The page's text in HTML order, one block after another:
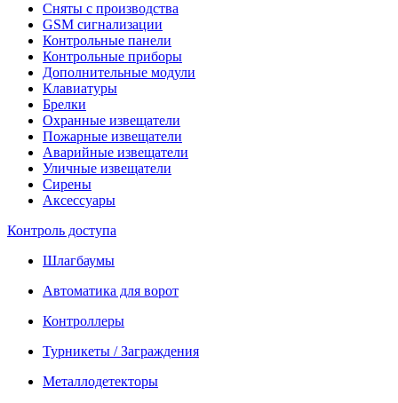
Сняты с производства
GSM сигнализации
Контрольные панели
Контрольные приборы
Дополнительные модули
Клавиатуры
Брелки
Охранные извещатели
Пожарные извещатели
Аварийные извещатели
Уличные извещатели
Сирены
Аксессуары
Контроль доступа
Шлагбаумы
Автоматика для ворот
Контроллеры
Турникеты / Заграждения
Металлодетекторы